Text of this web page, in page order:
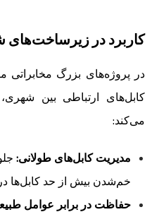
کاربرد در
در پروژه‌های بزرگ مخابراتی
کابل‌های ارتباطی بین
می‌کند:
مدیریت کابل‌های طولانی:
خم‌شدن بیش از حد کابل‌ها
حفاظت در برابر عوامل